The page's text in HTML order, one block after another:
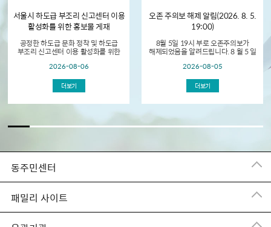
서울시 하도급 부조리 신고센터 이용
활성화를 위한 홍보물 게재
공정한 하도급 문화 정착 및 하도급
부조리 신고센터 이용 활성화를 위한
2026-08-06
더보기
오존 주의보 해제 알림(2026. 8. 5.
19:00)
8월 5일 19시 부로 오존주의보가
해제되었음을 알려드립니다. 8 월 5 일
0.12ppm 이상으로 오존주의...
2026-08-05
더보기
동주민센터
패밀리 사이트